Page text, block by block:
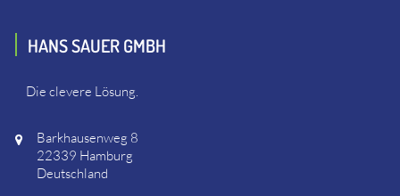
HANS SAUER GMBH
Die clevere Lösung.
Barkhausenweg 8
22339 Hamburg
Deutschland